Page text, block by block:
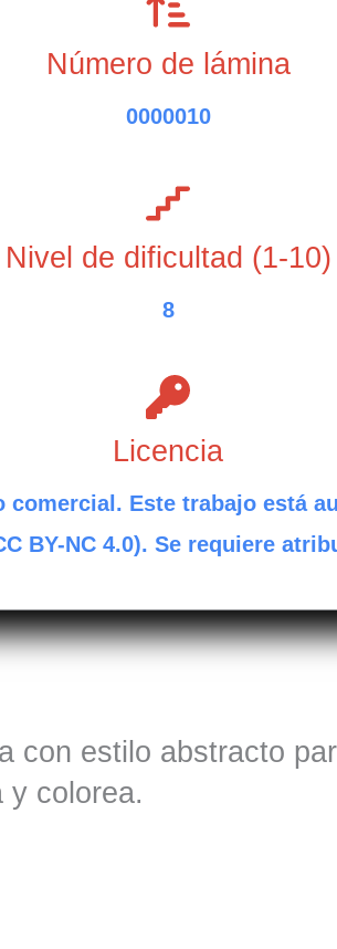
Número de lámina
0000010
Nivel de dificultad (1-10)
8
Licencia
Este trabajo está
BY-NC 4.0). Se requiere
con estilo abstracto
y colorea.